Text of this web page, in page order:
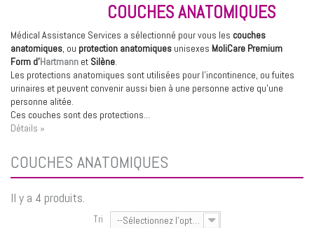
COUCHES ANATOMIQUES
Médical Assistance Services a sélectionné pour vous les couches
anatomiques, ou protection anatomiques unisexes MoliCare Premium
Form d'Hartmann et Silène.
Les protections anatomiques sont utilisées pour l'incontinence, ou fuites
urinaires et peuvent convenir aussi bien à une personne active qu'une
personne alitée.
Ces couches sont des protections...
Détails »
COUCHES ANATOMIQUES
Il y a 4 produits.
Tri --Sélectionnez l'option--